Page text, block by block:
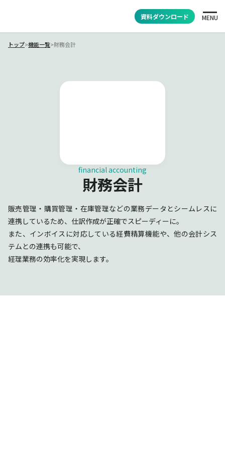
資料ダウンロード MENU
トップ>機能一覧>財務会計
financial accounting
財務会計
販売管理・購買管理・在庫管理などの業務データとシームレスに
連携しているため、仕訳作成が正確でスピーディーに。
また、インボイスに対応している経費精算機能や、他の会計シス
テムとの連携も可能で、
経理業務の効率化を実現します。